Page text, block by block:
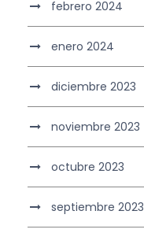
febrero 2024
enero 2024
diciembre 2023
noviembre 2023
octubre 2023
septiembre 2023